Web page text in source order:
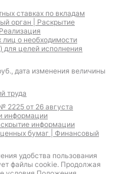
ставках по вкладам
орган | Раскрытие
Реализация
лиц о необходимости
для целей исполнения
дата изменения величины
труда
2225 от 26 августа
информации
информации
бумаг | Финансовый
удобства пользования
файлы cookie. Продолжая